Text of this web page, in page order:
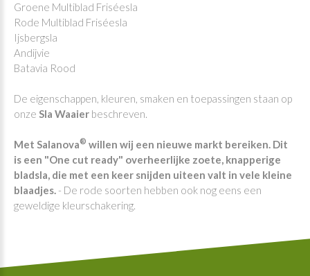
Groene Multiblad Friséesla
Rode Multiblad Friséesla
Ijsbergsla
Andijvie
Batavia Rood
De eigenschappen, kleuren, smaken en toepassingen staan op
onze Sla Waaier beschreven.
Met Salanova® willen wij een nieuwe markt bereiken. Dit
is een "One cut ready" overheerlijke zoete, knapperige
bladsla, die met een keer snijden uiteen valt in vele kleine
blaadjes. - De rode soorten hebben ook nog eens een
geweldige kleurschakering.